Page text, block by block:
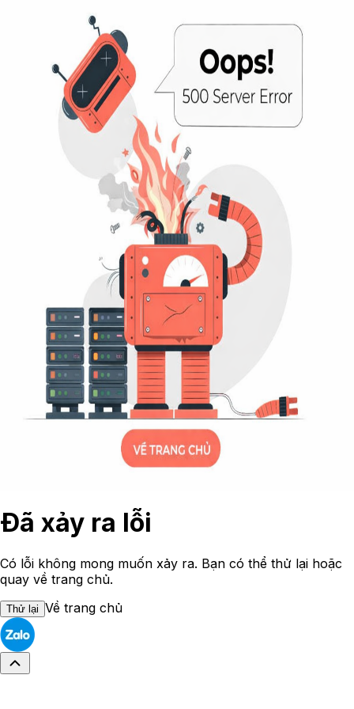
Đã xảy ra lỗi
Có lỗi không mong muốn xảy ra. Bạn có thể thử lại hoặc
quay về trang chủ.
Thử lại Về trang chủ